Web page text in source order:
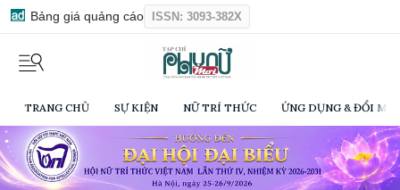
Bảng giá quảng cáo ISSN: 3093-382X
TRANG CHỦ SỰ KIỆN NỮ TRÍ THỨC ỨNG DỤNG & ĐỔI